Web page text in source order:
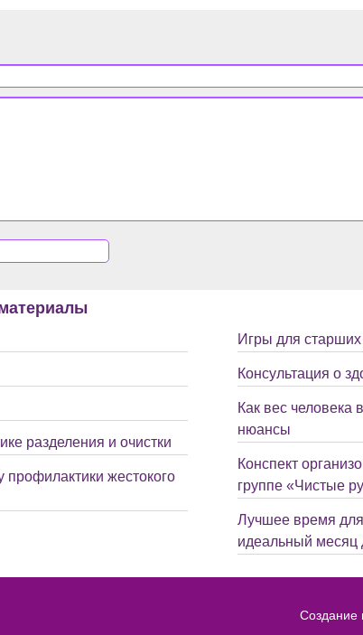
разделения и очистки
жестокого
Игры для
Консультация о
Как вес человека
нюансы
Конспект
группе «Чистые
Лучшее время для
идеальный месяц
Создание